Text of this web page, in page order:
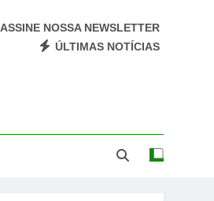
ASSINE NOSSA NEWSLETTER
ÚLTIMAS NOTÍCIAS